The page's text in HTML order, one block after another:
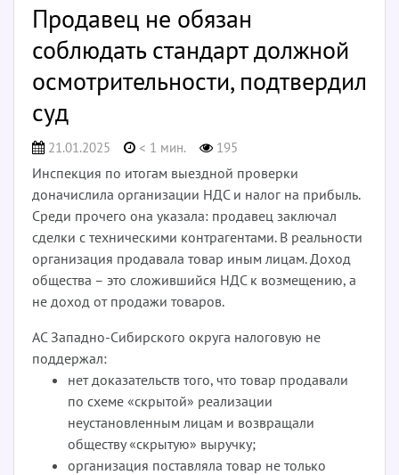
Продавец не обязан
соблюдать стандарт должной
осмотрительности, подтвердил
суд
21.01.2025 < 1 мин. 195
Инспекция по итогам выездной проверки
доначислила организации НДС и налог на прибыль.
Среди прочего она указала: продавец заключал
сделки с техническими контрагентами. В реальности
организация продавала товар иным лицам. Доход
общества – это сложившийся НДС к возмещению, а
не доход от продажи товаров.
АС Западно-Сибирского округа налоговую не
поддержал:
нет доказательств того, что товар продавали
по схеме «скрытой» реализации
неустановленным лицам и возвращали
обществу «скрытую» выручку;
организация поставляла товар не только